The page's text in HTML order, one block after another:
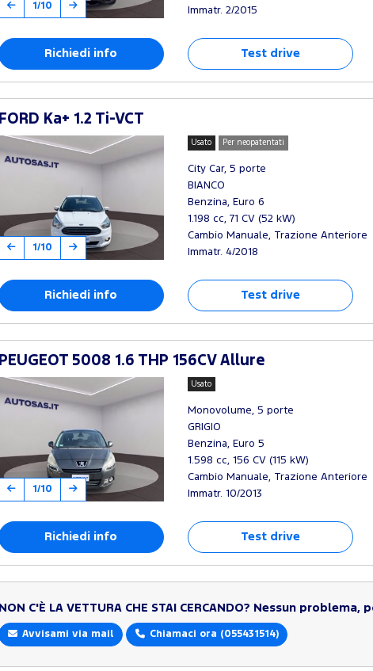
1/10
Immatr. 2/2015
Richiedi info Test drive
FORD Ka+ 1.2 Ti-VCT
1/10
Usato Per neopatentati
City Car, 5 porte
BIANCO
Benzina, Euro 6
1.198 cc, 71 CV (52 kW)
Cambio Manuale, Trazione Anteriore
Immatr. 4/2018
Richiedi info Test drive
PEUGEOT 5008 1.6 THP 156CV Allure
1/10
Usato
Monovolume, 5 porte
GRIGIO
Benzina, Euro 5
1.598 cc, 156 CV (115 kW)
Cambio Manuale, Trazione Anteriore
Immatr. 10/2013
Richiedi info Test drive
NON C'È LA VETTURA CHE STAI CERCANDO? Nessun problema,
Avvisami via mail Chiamaci ora (055431514)